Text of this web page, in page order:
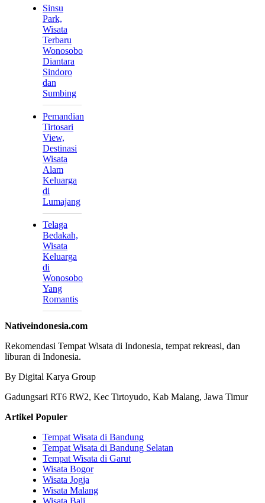
Sinsu
Park,
Wisata
Terbaru
Wonosobo
Diantara
Sindoro
dan
Sumbing
Pemandian
Tirtosari
View,
Destinasi
Wisata
Alam
Keluarga
di
Lumajang
Telaga
Bedakah,
Wisata
Keluarga
di
Wonosobo
Yang
Romantis
Nativeindonesia.com
Rekomendasi Tempat Wisata di Indonesia, tempat rekreasi, dan
liburan di Indonesia.
By Digital Karya Group
Gadungsari RT6 RW2, Kec Tirtoyudo, Kab Malang, Jawa Timur
Artikel Populer
Tempat Wisata di Bandung
Tempat Wisata di Bandung Selatan
Tempat Wisata di Garut
Wisata Bogor
Wisata Jogja
Wisata Malang